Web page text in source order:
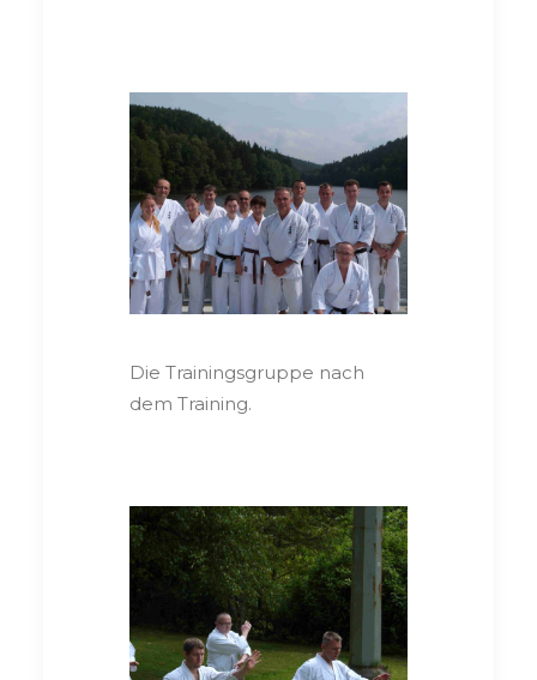
Die Trainingsgruppe nach
dem Training.